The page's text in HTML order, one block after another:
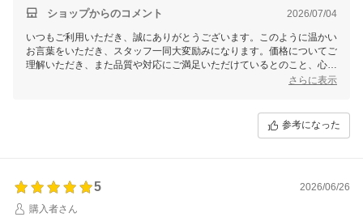
ショップからのコメント 2026/07/04
いつもご利用いただき、誠にありがとうございます。このように温かい
お言葉をいただき、スタッフ一同大変励みになります。価格についてご
理解いただき、また品質や対応にご満足いただけているとのこと、心か
ら感謝申し上げます。これからもお客様のお気に入りとして選んでいた
さらに表示
参考になった
5
2026/06/26
購入者さん